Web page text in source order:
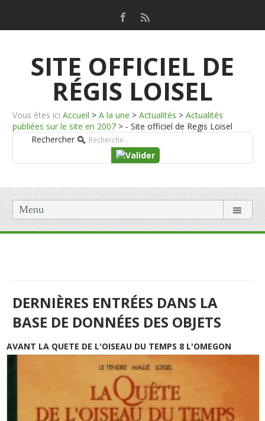
SITE OFFICIEL DE
RÉGIS LOISEL
Vous êtes ici Accueil > A la une > Actualités > Actualités
publiées sur le site en 2007 > - Site officiel de Regis Loisel
Rechercher
Menu
DERNIÈRES ENTRÉES DANS LA
BASE DE DONNÉES DES OBJETS
AVANT LA QUETE DE L'OISEAU DU TEMPS 8 L'OMEGON